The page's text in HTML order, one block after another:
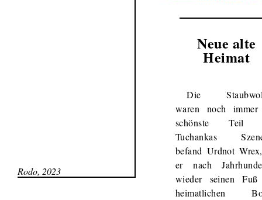
Rodo, 2023
Neue alte
Heimat
Die
waren noch
schönste Teil
Tuchankas
befand Urdnot
er nach
wieder seinen
heimatlichen